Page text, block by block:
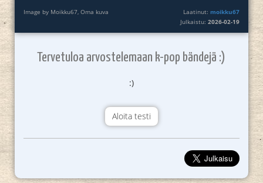
Image by Moikku67, Oma kuva Laatinut:moikku67
Julkaistu:2026-02-19
Tervetuloa arvostelemaan k-pop bändejä :)
:)
Aloita testi